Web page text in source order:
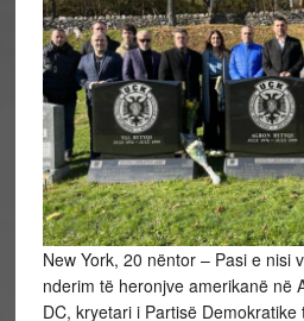
New York, 20 nëntor – Pasi e nisi
nderim të heronjve amerikanë në
DC, kryetari i Partisë